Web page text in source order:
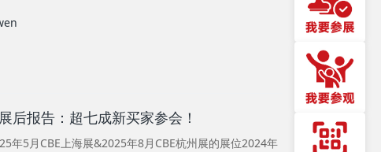
后报告：超七成新买家参会！
年5月CBE上海展&2025年8月CBE杭州展的展位2024年